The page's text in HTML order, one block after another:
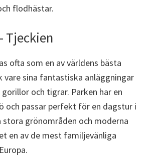
flodhästar.
Tjeckien
ofta som en av världens bästa
vare sina fantastiska anläggningar
och tigrar. Parken har en
och passar perfekt för en dagstur i
stora grönområden och moderna
en av de mest familjevänliga